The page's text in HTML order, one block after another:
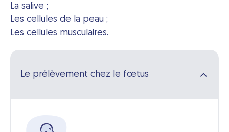
La salive ;
Les cellules de la peau ;
Les cellules musculaires.
Le prélèvement chez le fœtus